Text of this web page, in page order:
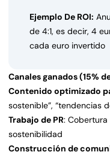
Ejemplo De ROI:
de 4:1, es decir, 4
cada euro invertido
Canales ganados (15%
Contenido optimizado
sostenible”, “tendencias
Trabajo de PR:
sostenibilidad
Construcción de